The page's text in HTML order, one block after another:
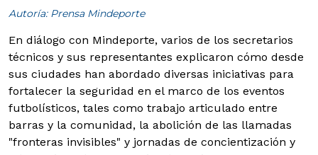
Autoría: Prensa Mindeporte
En diálogo con Mindeporte, varios de los secretarios
técnicos y sus representantes explicaron cómo desde
sus ciudades han abordado diversas iniciativas para
fortalecer la seguridad en el marco de los eventos
futbolísticos, tales como trabajo articulado entre
barras y la comunidad, la abolición de las llamadas
"fronteras invisibles" y jornadas de concientización y